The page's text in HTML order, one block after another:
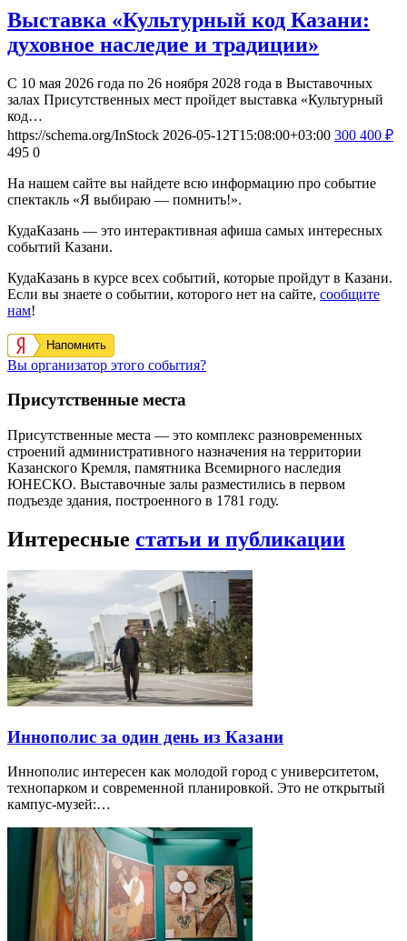
Выставка «Культурный код Казани:
духовное наследие и традиции»
С 10 мая 2026 года по 26 ноября 2028 года в Выставочных
залах Присутственных мест пройдет выставка «Культурный
код…
https://schema.org/InStock 2026-05-12T15:08:00+03:00 300 400 ₽
495 0
На нашем сайте вы найдете всю информацию про событие
спектакль «Я выбираю — помнить!».
КудаКазань — это интерактивная афиша самых интересных
событий Казани.
КудаКазань в курсе всех событий, которые пройдут в Казани.
Если вы знаете о событии, которого нет на сайте, сообщите
нам!
Напомнить
Вы организатор этого события?
Присутственные места
Присутственные места — это комплекс разновременных
строений административного назначения на территории
Казанского Кремля, памятника Всемирного наследия
ЮНЕСКО. Выставочные залы разместились в первом
подъезде здания, построенного в 1781 году.
Интересные статьи и публикации
Иннополис за один день из Казани
Иннополис интересен как молодой город с университетом,
технопарком и современной планировкой. Это не открытый
кампус-музей:…